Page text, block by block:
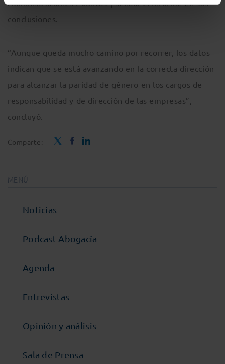
Administraciones Públicas”, señaló el informe en sus
conclusiones.
“Aunque queda mucho camino por recorrer, los datos
indican que se está avanzando en la correcta dirección
para alcanzar la paridad de género en los cargos de
responsabilidad y de dirección de las empresas”,
concluyó.
Comparte:
MENÚ
Noticias
Podcast Abogacía
Agenda
Entrevistas
Opinión y análisis
Sala de Prensa